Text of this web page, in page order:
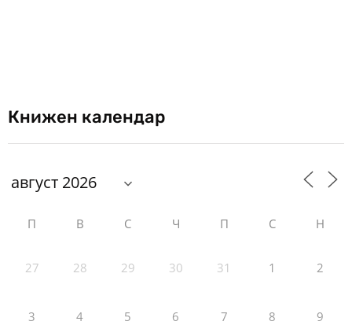
Книжен календар
П В С Ч П С Н
27 28 29 30 31 1 2
3 4 5 6 7 8 9